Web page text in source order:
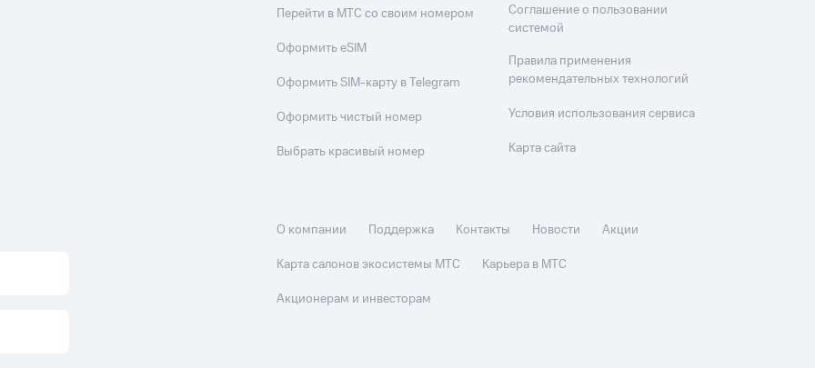
Перейти в МТС со своим номером
Оформить eSIM
Оформить SIM-карту в Telegram
Оформить чистый номер
Выбрать красивый номер
Соглашение о пользовании
системой
Правила применения
рекомендательных технологий
Условия использования сервиса
Карта сайта
О компании Поддержка Контакты Новости
Акции
Карта салонов экосистемы МТС
Карьера в МТС
Акционерам и инвесторам